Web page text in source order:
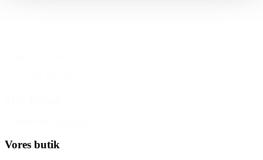
Vores butik